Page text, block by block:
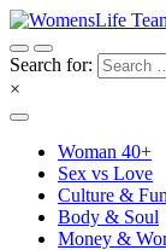
Search for:
×
Woman 40+
Sex vs Love
Culture & Fun
Body & Soul
Money &